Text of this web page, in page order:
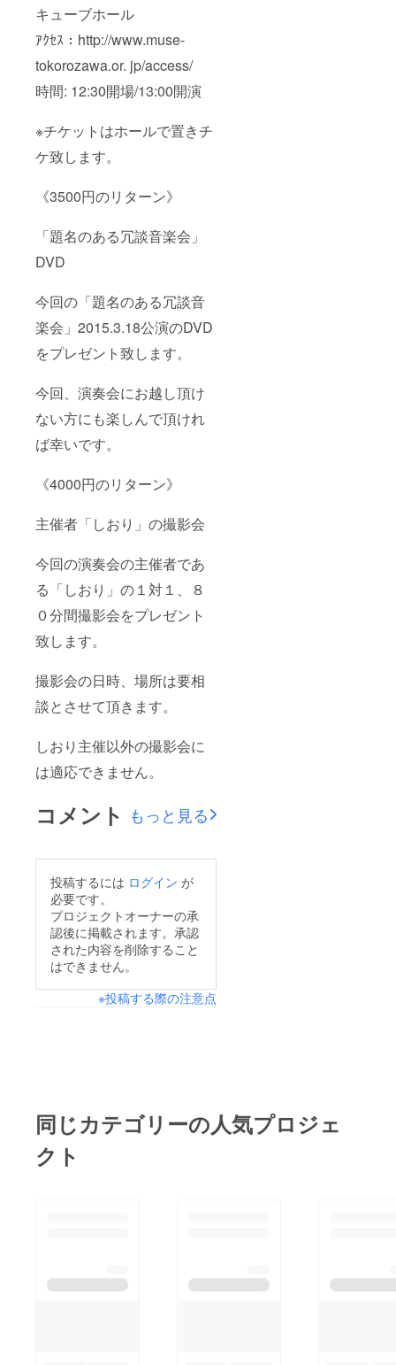
キューブホール
ｱｸｾｽ：http://www.muse-
tokorozawa.or. jp/access/
時間: 12:30開場/13:00開演
※チケットはホールで置きチ
ケ致します。
《3500円のリターン》
「題名のある冗談音楽会」
DVD
今回の「題名のある冗談音
楽会」2015.3.18公演のDVD
をプレゼント致します。
今回、演奏会にお越し頂け
ない方にも楽しんで頂けれ
ば幸いです。
《4000円のリターン》
主催者「しおり」の撮影会
今回の演奏会の主催者であ
る「しおり」の１対１、８
０分間撮影会をプレゼント
致します。
撮影会の日時、場所は要相
談とさせて頂きます。
しおり主催以外の撮影会に
は適応できません。
コメント もっと見る
投稿するには ログイン が
必要です。
プロジェクトオーナーの承
認後に掲載されます。承認
された内容を削除すること
はできません。
※投稿する際の注意点
同じカテゴリーの人気プロジェ
クト